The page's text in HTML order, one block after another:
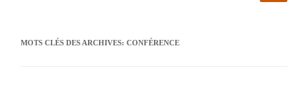
MOTS CLÉS DES ARCHIVES: CONFÉRENCE